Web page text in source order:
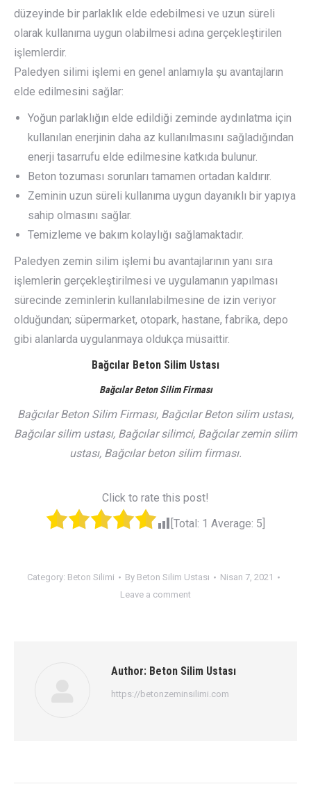
düzeyinde bir parlaklık elde edebilmesi ve uzun süreli
olarak kullanıma uygun olabilmesi adına gerçekleştirilen
işlemlerdir.
Paledyen silimi işlemi en genel anlamıyla şu avantajların
elde edilmesini sağlar:
Yoğun parlaklığın elde edildiği zeminde aydınlatma için
kullanılan enerjinin daha az kullanılmasını sağladığından
enerji tasarrufu elde edilmesine katkıda bulunur.
Beton tozuması sorunları tamamen ortadan kaldırır.
Zeminin uzun süreli kullanıma uygun dayanıklı bir yapıya
sahip olmasını sağlar.
Temizleme ve bakım kolaylığı sağlamaktadır.
Paledyen zemin silim işlemi bu avantajlarının yanı sıra
işlemlerin gerçekleştirilmesi ve uygulamanın yapılması
sürecinde zeminlerin kullanılabilmesine de izin veriyor
olduğundan; süpermarket, otopark, hastane, fabrika, depo
gibi alanlarda uygulanmaya oldukça müsaittir.
Bağcılar Beton Silim Ustası
Bağcılar Beton Silim Firması
Bağcılar Beton Silim Firması, Bağcılar Beton silim ustası,
Bağcılar silim ustası, Bağcılar silimci, Bağcılar zemin silim
ustası, Bağcılar beton silim firması.
Click to rate this post!
[Total: 1 Average: 5
Category: Beton Silimi By Beton Silim Ustası
Nisan 7, 2021
Leave a comment
Author: Beton Silim Ustası
https://betonzeminsilimi.com